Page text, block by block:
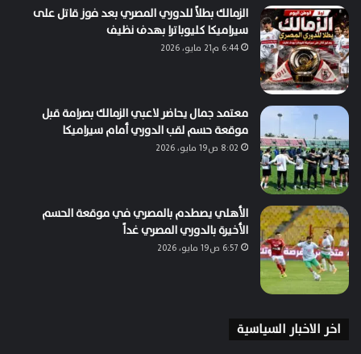
الزمالك بطلاً للدوري المصري بعد فوز قاتل على
سيراميكا كليوباترا بهدف نظيف
6:44 م21 مايو، 2026
معتمد جمال يحاضر لاعبي الزمالك بصرامة قبل
موقعة حسم لقب الدوري أمام سيراميكا
8:02 ص19 مايو، 2026
الأهلي يصطدم بالمصري في موقعة الحسم
الأخيرة بالدوري المصري غداً
6:57 ص19 مايو، 2026
اخر الاخبار السياسية